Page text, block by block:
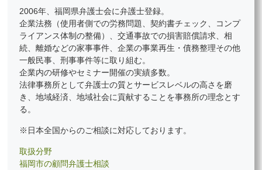
2006年、福岡県弁護士会に弁護士登録。
企業法務（使用者側での労務問題、契約書チェック、コンプ
ライアンス体制の整備）、交通事故での損害賠償請求、相
続、離婚などの家事事件、企業の事業再生・債務整理その他
一般民事、刑事事件等に取り組む。
企業内の研修やセミナー開催の実績多数。
法律事務所として弁護士の質とサービスレベルの高さを磨
き、地域経済、地域社会に貢献することを事務所の理念とす
る。
※日本全国からのご相談に対応しております。
取扱分野
福岡市の顧問弁護士相談